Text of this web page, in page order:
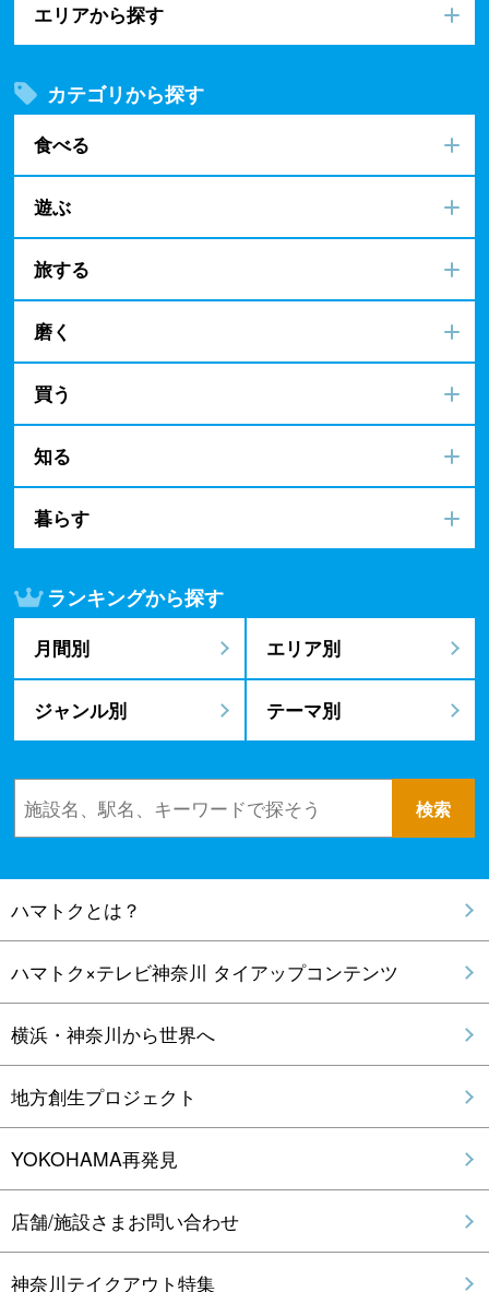
エリアから探す
カテゴリから探す
食べる
遊ぶ
旅する
磨く
買う
知る
暮らす
ランキングから探す
月間別 エリア別
ジャンル別 テーマ別
ハマトクとは？
ハマトク×テレビ神奈川 タイアップコンテンツ
横浜・神奈川から世界へ
地方創生プロジェクト
YOKOHAMA再発見
店舗/施設さまお問い合わせ
神奈川テイクアウト特集